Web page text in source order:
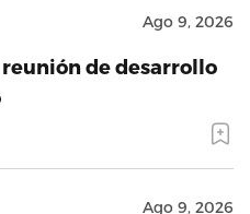
Ago 9, 2026
de desarrollo
Ago 9, 2026